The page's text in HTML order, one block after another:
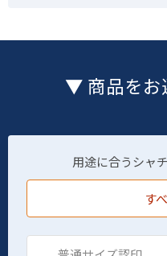
▼ 商品を
用途に合うシャ
す